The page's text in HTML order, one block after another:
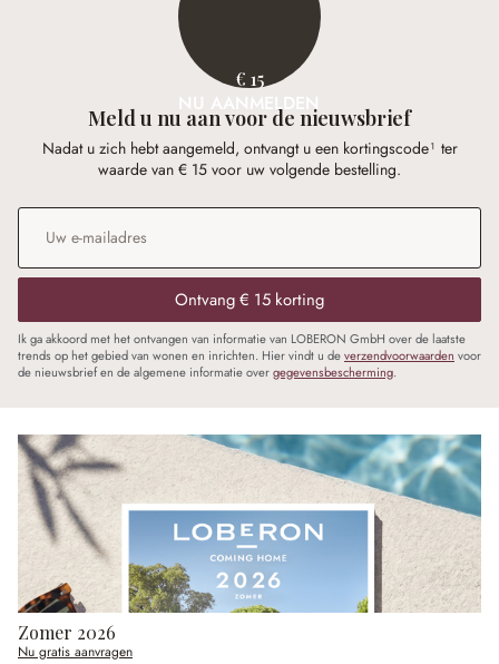
€ 15
NU AANMELDEN
Meld u nu aan voor de nieuwsbrief
Nadat u zich hebt aangemeld, ontvangt u een kortingscode¹ ter
waarde van € 15 voor uw volgende bestelling.
E-mailadres
Ontvang € 15 korting
Ik ga akkoord met het ontvangen van informatie van LOBERON GmbH over de laatste
trends op het gebied van wonen en inrichten. Hier vindt u deverzendvoorwaarden voor
de nieuwsbrief en de algemene informatie overgegevensbescherming.
Zomer 2026
Nu gratis aanvragen